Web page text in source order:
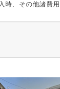
時、その他諸費